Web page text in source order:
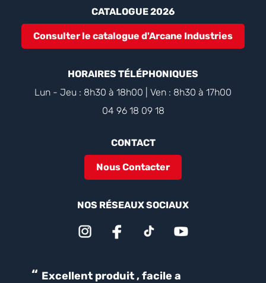
CATALOGUE 2026
Consulter le catalogue d'Arcane Industries
HORAIRES TÉLÉPHONIQUES
Lun - Jeu : 8h30 à 18h00 | Ven : 8h30 à 17h00
04 96 18 09 18
CONTACT
Nous Contacter
NOS RÉSEAUX SOCIAUX
“ Excellent produit , facile a